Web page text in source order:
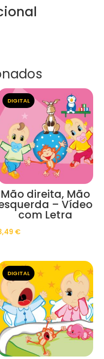
DIGITAL
Mão direita, Mão
– Vídeo
com Letra
€
DIGITAL